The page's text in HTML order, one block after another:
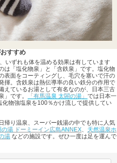
すすめ
いずれも体を温める効果は有しています
は「塩化物泉」と「含鉄泉」です。塩化物
表面をコーティングし、毛穴を塞いで汗の
揮。含鉄泉は熱伝導率の良い鉄分の作用で
えているお湯として有名なのが、日本三古
」です。
「有馬温泉 太閤の湯」 では日本一
物強塩泉を100％かけ流しで提供してい
帰り温泉、スーパー銭湯の中でも特に人気
の湯 ドーミーイン広島ANNEX、 天然温泉ホ
湯 などの施設です。ぜひ一度は足を運んで